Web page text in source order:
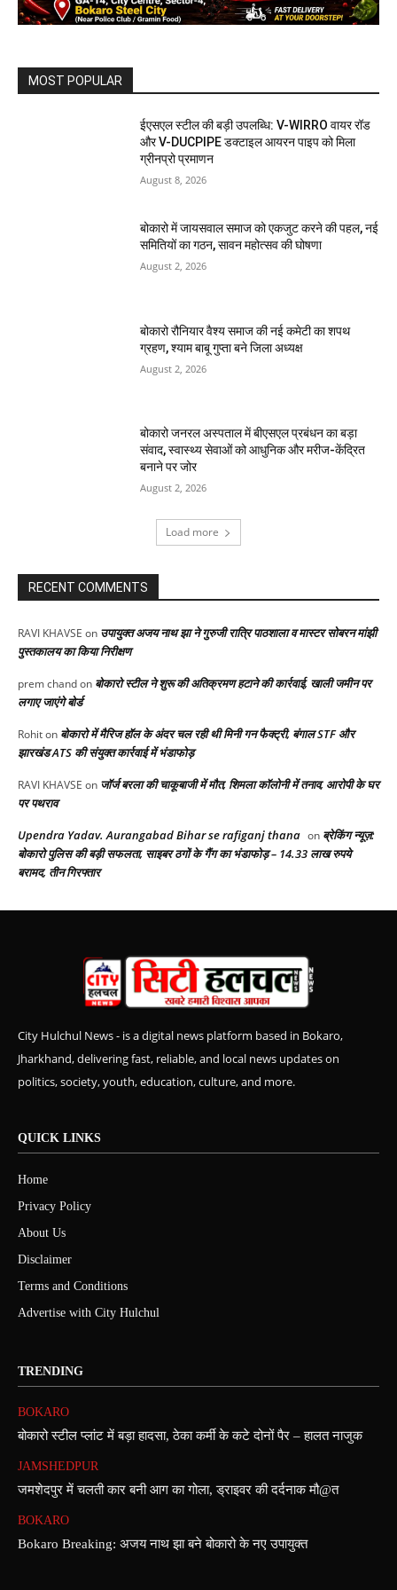
MOST POPULAR
ईएसएल स्टील की बड़ी उपलब्धि: V-WIRRO वायर रॉड
और V-DUCPIPE डक्टाइल आयरन पाइप को मिला
ग्रीनप्रो प्रमाणन
August 8, 2026
बोकारो में जायसवाल समाज को एकजुट करने की पहल, नई
समितियों का गठन, सावन महोत्सव की घोषणा
August 2, 2026
बोकारो रौनियार वैश्य समाज की नई कमेटी का शपथ
ग्रहण, श्याम बाबू गुप्ता बने जिला अध्यक्ष
August 2, 2026
बोकारो जनरल अस्पताल में बीएसएल प्रबंधन का बड़ा
संवाद, स्वास्थ्य सेवाओं को आधुनिक और मरीज-केंद्रित
बनाने पर जोर
August 2, 2026
Load more
RECENT COMMENTS
RAVI KHAVSE on उपायुक्त अजय नाथ झा ने गुरुजी रात्रि पाठशाला व मास्टर सोबरन मांझी
पुस्तकालय का किया निरीक्षण
prem chandon बोकारो स्टील ने शुरू की अतिक्रमण हटाने की कार्रवाई, खाली जमीन पर
लगाए जाएंगे बोर्ड
Rohiton बोकारो में मैरिज हॉल के अंदर चल रही थी मिनी गन फैक्ट्री, बंगाल STF और
झारखंड ATS की संयुक्त कार्रवाई में भंडाफोड़
RAVI KHAVSE on जॉर्ज बरला की चाकूबाजी में मौत, शिमला कॉलोनी में तनाव, आरोपी के घर
पर पथराव
Upendra Yadav. Aurangabad Bihar se rafiganj thana on ब्रेकिंग न्यूज़:
बोकारो पुलिस की बड़ी सफलता, साइबर ठगों के गैंग का भंडाफोड़ – 14.33 लाख रुपये
बरामद, तीन गिरफ्तार
City Hulchul News - is a digital news platform based in Bokaro,
Jharkhand, delivering fast, reliable, and local news updates on
politics, society, youth, education, culture, and more.
QUICK LINKS
Home
Privacy Policy
About Us
Disclaimer
Terms and Conditions
Advertise with City Hulchul
TRENDING
BOKARO
बोकारो स्टील प्लांट में बड़ा हादसा, ठेका कर्मी के कटे दोनों पैर – हालत नाजुक
JAMSHEDPUR
जमशेदपुर में चलती कार बनी आग का गोला, ड्राइवर की दर्दनाक मौ@त
BOKARO
Bokaro Breaking: अजय नाथ झा बने बोकारो के नए उपायुक्त